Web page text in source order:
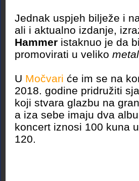
Jednak uspjeh bilježe i
ali i aktualno izdanje,
Hammer istaknuo je da
promovirati u veliko
U Močvari će im se na
2018. godine pridružiti
koji stvara glazbu na
a iza sebe imaju dva
koncert iznosi 100 kuna
120.